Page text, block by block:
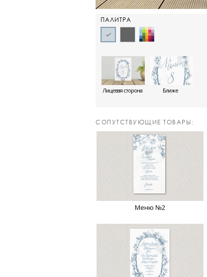
ПАЛИТРА
Лицевая сторона Ближе
CОПУТСТВУЮЩИЕ ТОВАРЫ:
Меню №2